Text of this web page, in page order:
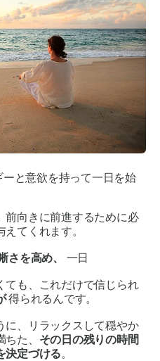
と意欲を持って一日を始
前向きに前進するために必
てくれます。
さを高め、
一日
ても、これだけで信じられ
得られるんです。
に、リラックスして穏やか
た、 その日の残りの時間
決定づける。